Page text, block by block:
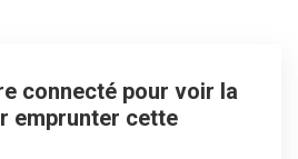
connecté pour voir la
emprunter cette